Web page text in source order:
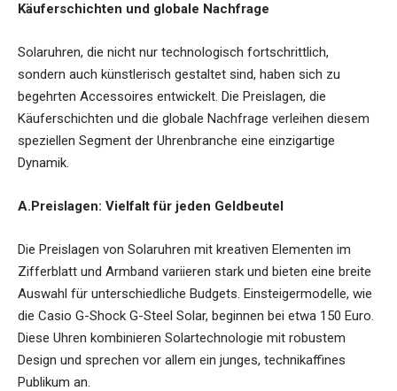
Käuferschichten und globale Nachfrage
Solaruhren, die nicht nur technologisch fortschrittlich,
sondern auch künstlerisch gestaltet sind, haben sich zu
begehrten Accessoires entwickelt. Die Preislagen, die
Käuferschichten und die globale Nachfrage verleihen diesem
speziellen Segment der Uhrenbranche eine einzigartige
Dynamik.
A.Preislagen: Vielfalt für jeden Geldbeutel
Die Preislagen von Solaruhren mit kreativen Elementen im
Zifferblatt und Armband variieren stark und bieten eine breite
Auswahl für unterschiedliche Budgets. Einsteigermodelle, wie
die Casio G-Shock G-Steel Solar, beginnen bei etwa 150 Euro.
Diese Uhren kombinieren Solartechnologie mit robustem
Design und sprechen vor allem ein junges, technikaffines
Publikum an.